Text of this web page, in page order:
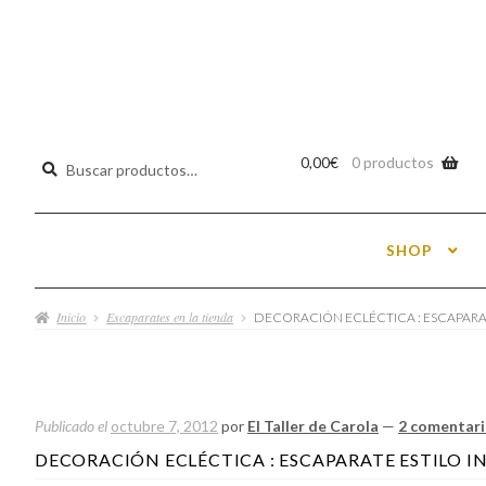
Buscar
0,00€ 0 productos
SHOP
Inicio Escaparates en la tienda DECORACIÓN ECLÉCTICA :
Publicado el octubre 7, 2012 por El Taller de Carola — 2
DECORACIÓN ECLÉCTICA : ESCAPARATE ESTILO